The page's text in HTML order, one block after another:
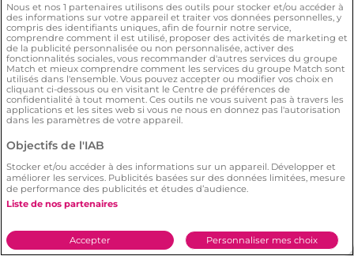
Angelique
Au début j'étais sceptique, ensuite je me
suis dit go, et là j'ai rencontré quelqu'un de
bien
Nous et nos 1 partenaires utilisons des outils pour stocker et/ou accéder à
des informations sur votre appareil et traiter vos données personnelles, y
compris des identifiants uniques, afin de fournir notre service,
comprendre comment il est utilisé, proposer des activités de marketing et
de la publicité personnalisée ou non personnalisée, activer des
fonctionnalités sociales, vous recommander d'autres services du groupe
Match et mieux comprendre comment les services du groupe Match sont
utilisés dans l'ensemble. Vous pouvez accepter ou modifier vos choix en
cliquant ci-dessous ou en visitant le Centre de préférences de
confidentialité à tout moment. Ces outils ne vous suivent pas à travers les
applications et les sites web si vous ne nous en donnez pas l'autorisation
dans les paramètres de votre appareil.
Objectifs de l'IAB
Stocker et/ou accéder à des informations sur un appareil. Développer et
améliorer les services. Publicités basées sur des données limitées, mesure
de performance des publicités et études d’audience.
Liste de nos partenaires
Personnaliser mes choix
Accepter